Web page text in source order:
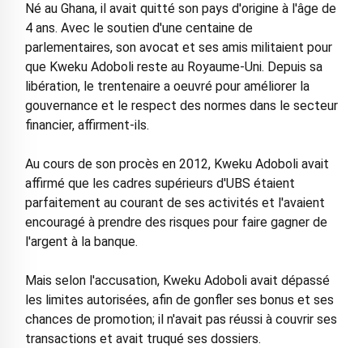
Né au Ghana, il avait quitté son pays d'origine à l'âge de
4 ans. Avec le soutien d'une centaine de
parlementaires, son avocat et ses amis militaient pour
que Kweku Adoboli reste au Royaume-Uni. Depuis sa
libération, le trentenaire a oeuvré pour améliorer la
gouvernance et le respect des normes dans le secteur
financier, affirment-ils.
Au cours de son procès en 2012, Kweku Adoboli avait
affirmé que les cadres supérieurs d'UBS étaient
parfaitement au courant de ses activités et l'avaient
encouragé à prendre des risques pour faire gagner de
l'argent à la banque.
Mais selon l'accusation, Kweku Adoboli avait dépassé
les limites autorisées, afin de gonfler ses bonus et ses
chances de promotion; il n'avait pas réussi à couvrir ses
transactions et avait truqué ses dossiers.